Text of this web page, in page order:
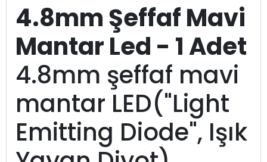
4.8mm Şeffaf Mavi
Mantar Led - 1 Adet
4.8mm şeffaf mavi
mantar LED("Light
Emitting Diode", Işık